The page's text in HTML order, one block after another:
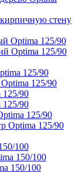
стену
Optima 125/90
Optima 125/90
125/90
125/90
125/90
125/90
125/90
Optima 125/90
100
150/100
150/100